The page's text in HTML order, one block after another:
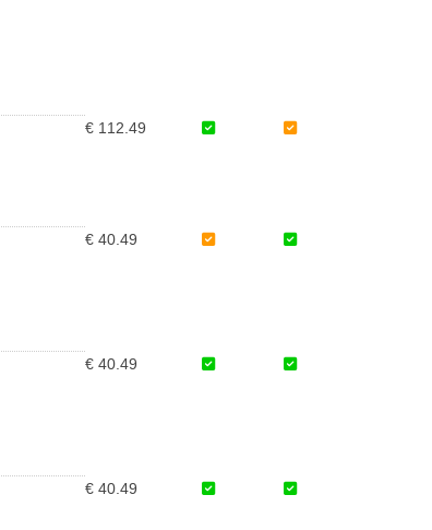
€ 112.49
€ 40.49
€ 40.49
€ 40.49